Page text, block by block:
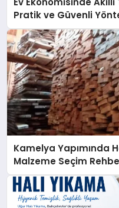
Pratik ve Güvenli
Kamelya Yapımında
Malzeme Seçim